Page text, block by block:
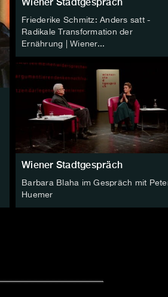
Friederike Schmitz: Anders satt -
Radikale Transformation der
Ernährung | Wiener...
Wiener Stadtgespräch
Barbara Blaha im Gespräch mit
Huemer